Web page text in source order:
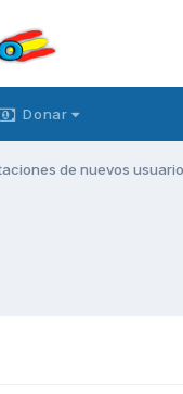
Donar
de nuevos